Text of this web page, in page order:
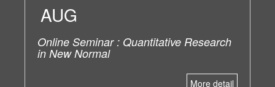
AUG
Online Seminar : Quantitative Research
in New Normal
More detail